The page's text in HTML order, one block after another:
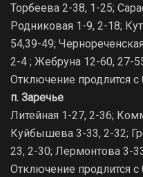
Торбеева 2-38, 1-25;
Родниковая 1-9, 2-18;
54,39-49;
2-4 ; Жебруна 12-60, 27-
Отключение продлится с
п. Заречье
Литейная 1-27, 2-36;
Куйбышева 3-33, 2-32;
23, 2-30; Лермонтова 3-
Отключение продлится с